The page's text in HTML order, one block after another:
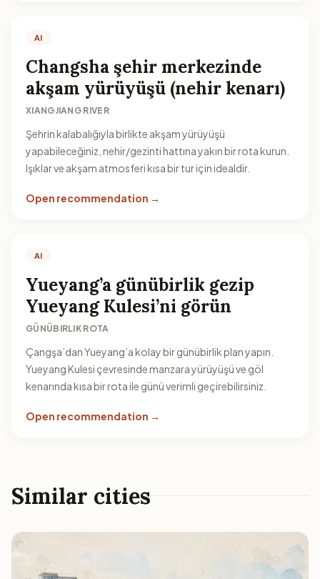
AI
Changsha şehir merkezinde
akşam yürüyüşü (nehir kenarı)
XIANGJIANG RIVER
Şehrin kalabalığıyla birlikte akşam yürüyüşü
yapabileceğiniz, nehir/gezinti hattına yakın bir rota kurun.
Işıklar ve akşam atmosferi kısa bir tur için idealdir.
Open recommendation →
AI
Yueyang’a günübirlik gezip
Yueyang Kulesi’ni görün
GÜNÜBIRLIK ROTA
Çangşa’dan Yueyang’a kolay bir günübirlik plan yapın.
Yueyang Kulesi çevresinde manzara yürüyüşü ve göl
kenarında kısa bir rota ile günü verimli geçirebilirsiniz.
Open recommendation →
Similar cities